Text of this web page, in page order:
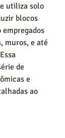
utiliza solo
blocos
muros, e até
de
e
ao